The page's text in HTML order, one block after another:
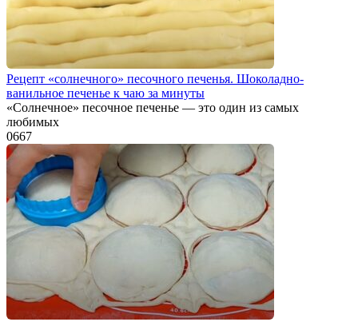
Рецепт «солнечного» песочного печенья. Шоколадно-
ванильное печенье к чаю за минуты
«Солнечное» песочное печенье — это один из самых
любимых
0667